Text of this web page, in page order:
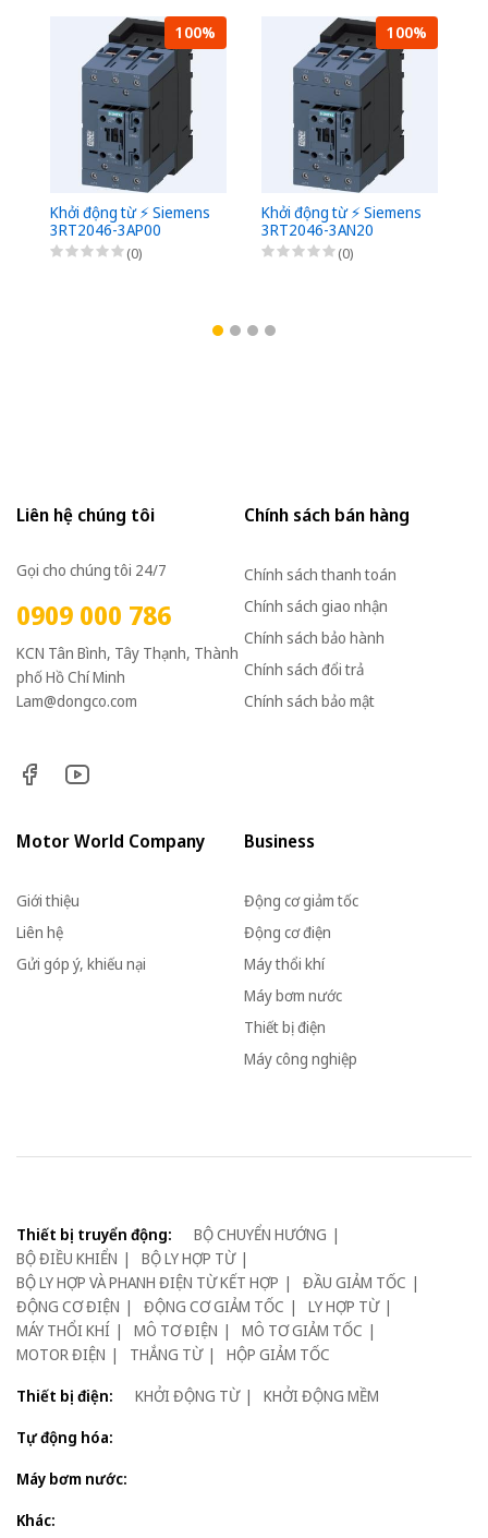
100%
Khởi động từ ⚡️ Siemens
3RT2046-3AP00
(0)
100%
Khởi động từ ⚡️ Siemens
3RT2046-3AN20
(0)
Liên hệ chúng tôi
Gọi cho chúng tôi 24/7
0909 000 786
KCN Tân Bình, Tây Thạnh, Thành
phố Hồ Chí Minh
Lam@dongco.com
Chính sách bán hàng
Chính sách thanh toán
Chính sách giao nhận
Chính sách bảo hành
Chính sách đổi trả
Chính sách bảo mật
Motor World Company
Giới thiệu
Liên hệ
Gửi góp ý, khiếu nại
Business
Động cơ giảm tốc
Động cơ điện
Máy thổi khí
Máy bơm nước
Thiết bị điện
Máy công nghiệp
Thiết bị truyển động:
BỘ CHUYỂN HƯỚNG
BỘ ĐIỀU KHIỂN
BỘ LY HỢP TỪ
BỘ LY HỢP VÀ PHANH ĐIỆN TỪ KẾT HỢP
ĐẦU GIẢM TỐC
ĐỘNG CƠ ĐIỆN
ĐỘNG CƠ GIẢM TỐC
LY HỢP TỪ
MÁY THỔI KHÍ
MÔ TƠ ĐIỆN
MÔ TƠ GIẢM TỐC
MOTOR ĐIỆN
THẮNG TỪ
HỘP GIẢM TỐC
Thiết bị điện:
KHỞI ĐỘNG TỪ
KHỞI ĐỘNG MỀM
Tự động hóa:
Máy bơm nước:
Khác: